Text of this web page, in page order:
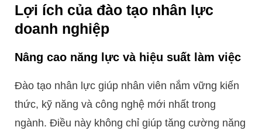
Lợi ích của đào tạo nhân lực
doanh nghiệp
Nâng cao năng lực và hiệu suất làm việc
Đào tạo nhân lực giúp nhân viên nắm vững kiến
thức, kỹ năng và công nghệ mới nhất trong
ngành. Điều này không chỉ giúp tăng cường năng